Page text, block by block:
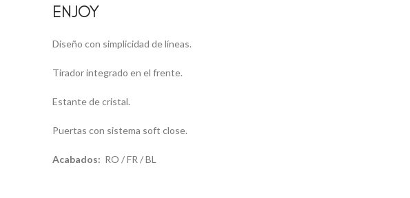
ENJOY
Diseño con simplicidad de líneas.
Tirador integrado en el frente.
Estante de cristal.
Puertas con sistema soft close.
Acabados: RO / FR / BL